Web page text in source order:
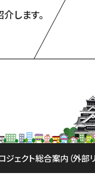
します。
ジェクト総合案内（外部リ